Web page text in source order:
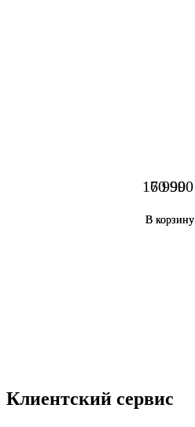
160 990
В корзину
7 990
В корзину
Клиентский сервис